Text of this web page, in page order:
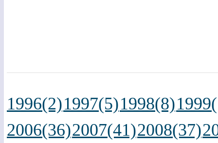
1996(2)1997(5)1998(8)
2006(36)2007(41)2008(37)